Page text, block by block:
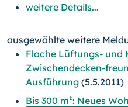
weitere Details...
ausgewählte weitere
Flache Lüftungs- und
Zwischendecken-
Ausführung (5.5.2011)
Bis 300 m²: Neues